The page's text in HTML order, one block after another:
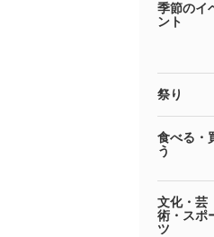
季節のイ
ント
祭り
食べる・
う
文化・芸
術・スポ
ツ